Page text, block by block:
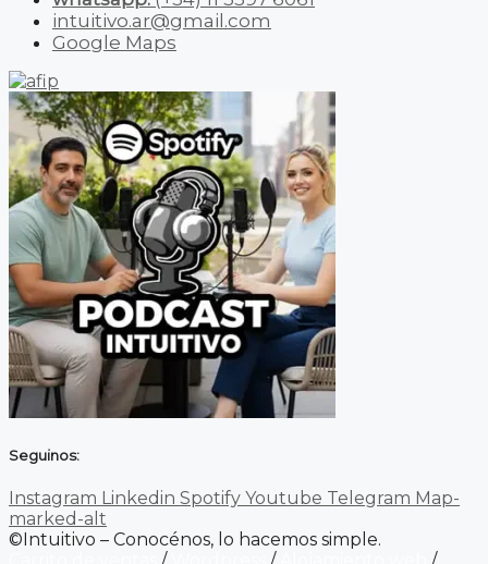
intuitivo.ar@gmail.com
Google Maps
Seguinos:
Instagram Linkedin Spotify Youtube Telegram Map-
marked-alt
©Intuitivo – Conocénos, lo hacemos simple.